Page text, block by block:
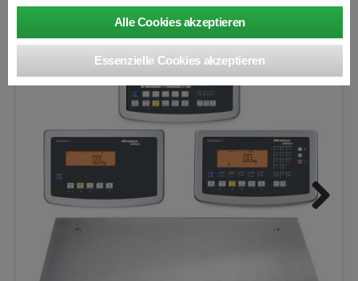
Controller